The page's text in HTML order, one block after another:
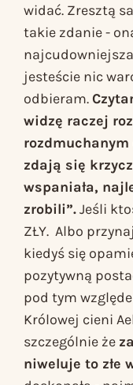
widać. Zresztą
takie zdanie -
jesteście nic
odbieram.
widzę raczej
rozdmuchanym
zdają się
wspaniała,
zrobili”.Jeśli
ZŁY. Albo
kiedyś się
pozytywną
pod tym
Królowej cieni
szczególnie że
niweluje to złe